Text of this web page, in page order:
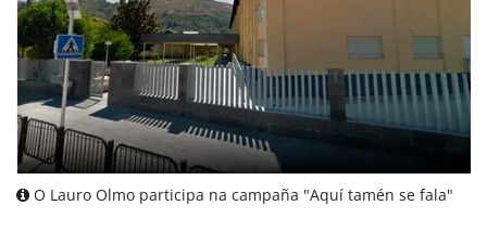
O Lauro Olmo participa na campaña "Aquí tamén se fala"